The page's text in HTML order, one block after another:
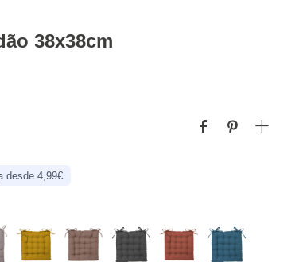
38x38cm
desde 4,99€